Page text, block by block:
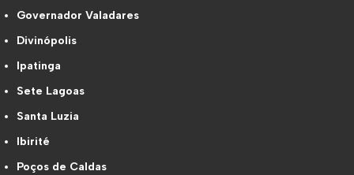
Governador Valadares
Divinópolis
Ipatinga
Sete Lagoas
Santa Luzia
Ibirité
Poços de Caldas